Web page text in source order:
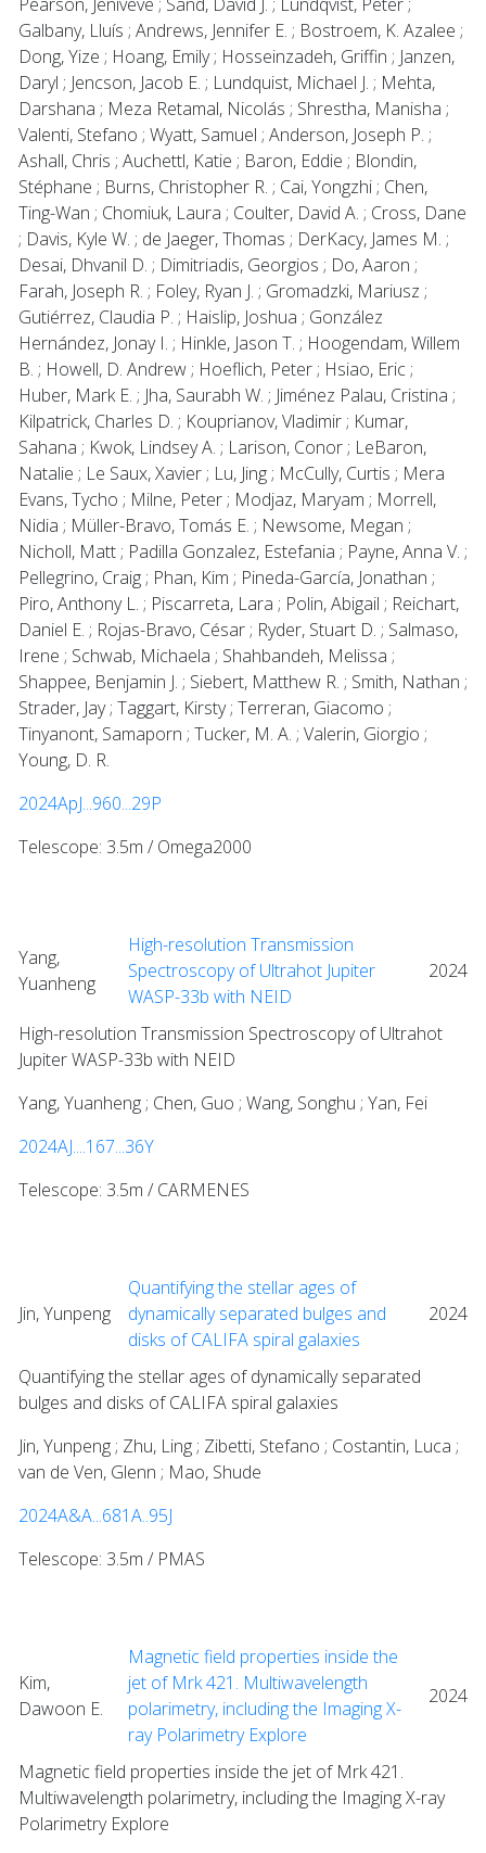
Galbany, Lluís ; Andrews, Jennifer E. ; Bostroem, K. Azalee ;
Dong, Yize ; Hoang, Emily ; Hosseinzadeh, Griffin ; Janzen,
Daryl ; Jencson, Jacob E. ; Lundquist, Michael J. ; Mehta,
Darshana ; Meza Retamal, Nicolás ; Shrestha, Manisha ;
Valenti, Stefano ; Wyatt, Samuel ; Anderson, Joseph P. ;
Ashall, Chris ; Auchettl, Katie ; Baron, Eddie ; Blondin,
Stéphane ; Burns, Christopher R. ; Cai, Yongzhi ; Chen,
Ting-Wan ; Chomiuk, Laura ; Coulter, David A. ; Cross, Dane
; Davis, Kyle W. ; de Jaeger, Thomas ; DerKacy, James M. ;
Desai, Dhvanil D. ; Dimitriadis, Georgios ; Do, Aaron ;
Farah, Joseph R. ; Foley, Ryan J. ; Gromadzki, Mariusz ;
Gutiérrez, Claudia P. ; Haislip, Joshua ; González
Hernández, Jonay I. ; Hinkle, Jason T. ; Hoogendam, Willem
B. ; Howell, D. Andrew ; Hoeflich, Peter ; Hsiao, Eric ;
Huber, Mark E. ; Jha, Saurabh W. ; Jiménez Palau, Cristina ;
Kilpatrick, Charles D. ; Kouprianov, Vladimir ; Kumar,
Sahana ; Kwok, Lindsey A. ; Larison, Conor ; LeBaron,
Natalie ; Le Saux, Xavier ; Lu, Jing ; McCully, Curtis ; Mera
Evans, Tycho ; Milne, Peter ; Modjaz, Maryam ; Morrell,
Nidia ; Müller-Bravo, Tomás E. ; Newsome, Megan ;
Nicholl, Matt ; Padilla Gonzalez, Estefania ; Payne, Anna V. ;
Pellegrino, Craig ; Phan, Kim ; Pineda-García, Jonathan ;
Piro, Anthony L. ; Piscarreta, Lara ; Polin, Abigail ; Reichart,
Daniel E. ; Rojas-Bravo, César ; Ryder, Stuart D. ; Salmaso,
Irene ; Schwab, Michaela ; Shahbandeh, Melissa ;
Shappee, Benjamin J. ; Siebert, Matthew R. ; Smith, Nathan ;
Strader, Jay ; Taggart, Kirsty ; Terreran, Giacomo ;
Tinyanont, Samaporn ; Tucker, M. A. ; Valerin, Giorgio ;
Young, D. R.
2024ApJ...960...29P
Telescope: 3.5m / Omega2000
Yang,
Yuanheng
High-resolution Transmission
Spectroscopy of Ultrahot Jupiter
WASP-33b with NEID
2024
High-resolution Transmission Spectroscopy of Ultrahot
Jupiter WASP-33b with NEID
Yang, Yuanheng ; Chen, Guo ; Wang, Songhu ; Yan, Fei
2024AJ....167...36Y
Telescope: 3.5m / CARMENES
Jin, Yunpeng
Quantifying the stellar ages of
dynamically separated bulges and
disks of CALIFA spiral galaxies
2024
Quantifying the stellar ages of dynamically separated
bulges and disks of CALIFA spiral galaxies
Jin, Yunpeng ; Zhu, Ling ; Zibetti, Stefano ; Costantin, Luca ;
van de Ven, Glenn ; Mao, Shude
2024A&A...681A..95J
Telescope: 3.5m / PMAS
Kim,
Dawoon E.
Magnetic field properties inside the
jet of Mrk 421. Multiwavelength
polarimetry, including the Imaging X-
ray Polarimetry Explore
2024
Magnetic field properties inside the jet of Mrk 421.
Multiwavelength polarimetry, including the Imaging X-ray
Polarimetry Explore